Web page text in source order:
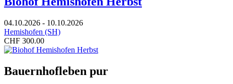
04.10.2026 - 10.10.2026
Hemishofen (SH)
CHF 300.00
Bauernhofleben pur